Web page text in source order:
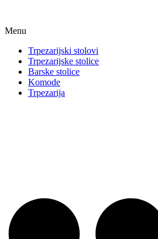
Menu
Trpezarijski stolovi
Trpezarijske stolice
Barske stolice
Komode
Trpezarija